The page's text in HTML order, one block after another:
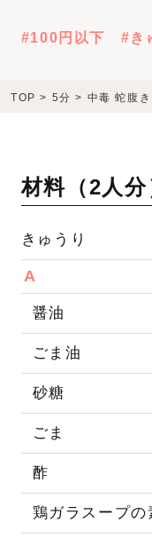
100円以下 き
TOP > 5分 > 中毒 蛇腹き
材料（2人分
きゅうり
A
醤油
ごま油
砂糖
ごま
酢
鶏ガラスープの